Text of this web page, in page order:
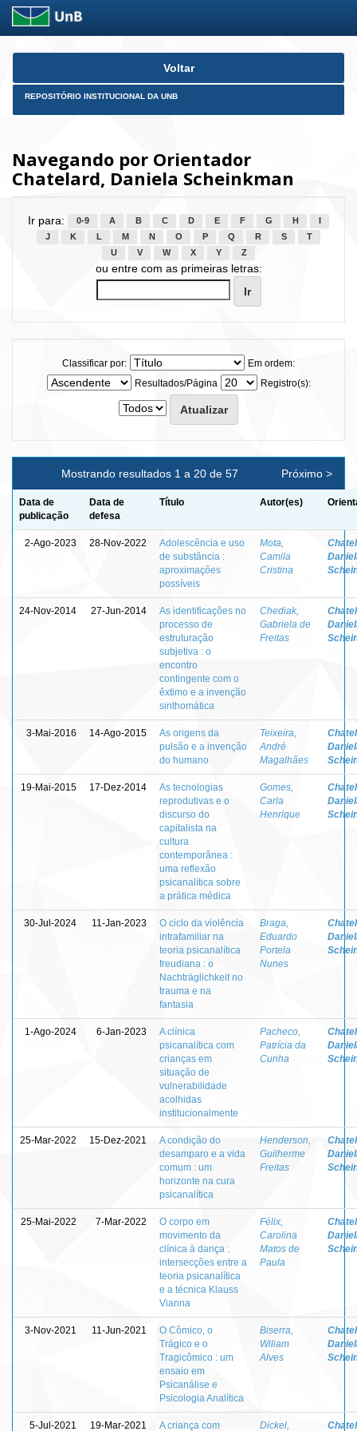
Skip
Voltar
REPOSITÓRIO INSTITUCIONAL DA UNB
Navegando por Orientador
Chatelard, Daniela Scheinkman
Ir para: 0-9 A B C D E F G H
J
K L M N O P Q R S
T
U
V W X Y Z
ou entre com as primeiras letras:
Classificar por:
Em ordem:
Resultados/Página
Registro(s):
Mostrando resultados 1 a 20 de 57 Próximo >
Data de
publicação
Data de
defesa
Título Autor(es)
2-Ago-2023 28-Nov-2022
Adolescência e uso
de substância :
aproximações
possíveis
Mota,
Camila
Cristina
24-Nov-2014 27-Jun-2014
As identificações no
processo de
estruturação
subjetiva : o
encontro
contingente com o
êxtimo e a invenção
sinthomática
Chediak,
Gabriela de
Freitas
3-Mai-2016 14-Ago-2015
As origens da
pulsão e a invenção
do humano
Teixeira,
André
Magalhães
19-Mai-2015 17-Dez-2014
As tecnologias
reprodutivas e o
discurso do
capitalista na
cultura
contemporânea :
uma reflexão
psicanalítica sobre
a prática médica
Gomes,
Carla
Henrique
30-Jul-2024 11-Jan-2023
O ciclo da violência
intrafamiliar na
teoria psicanalítica
freudiana : o
Nachträglichkeit no
trauma e na
fantasia
Braga,
Eduardo
Portela
Nunes
1-Ago-2024 6-Jan-2023
A clínica
psicanalítica com
crianças em
situação de
vulnerabilidade
acolhidas
institucionalmente
Pacheco,
Patrícia da
Cunha
25-Mar-2022 15-Dez-2021
A condição do
desamparo e a vida
comum : um
horizonte na cura
psicanalítica
Henderson,
Guilherme
Freitas
25-Mai-2022 7-Mar-2022
O corpo em
movimento da
clínica à dança :
intersecções entre a
teoria psicanalítica
e a técnica Klauss
Vianna
Félix,
Carolina
Matos de
Paula
3-Nov-2021 11-Jun-2021
O Cômico, o
Trágico e o
Tragicômico : um
ensaio em
Psicanálise e
Psicologia Analítica
Biserra,
Wiliam
Alves
5-Jul-2021 19-Mar-2021 A criança com Dickel,